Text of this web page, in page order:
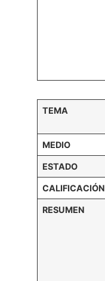
TEMA
MEDIO
ESTADO
CALIFICACIÓN
RESUMEN